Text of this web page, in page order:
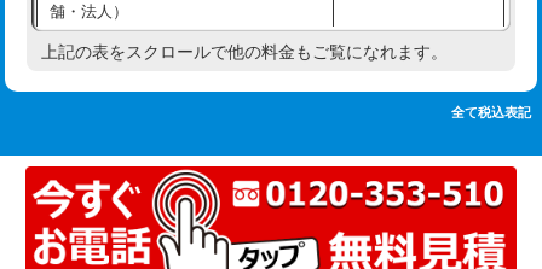
排水管工事（追加 排水管工事/3ｍ超
え）
マス交換（土の掘削・埋め戻し作業） 11,000円~
マス交換（深さ50㎝以上） 66,000円
コンクリート斫り（厚さ10㎝まで） 27,500円
舗・法人）
高度高圧洗浄換 現地調査
トーラー機使用/3mまで 33,000円
追加トーラー機使用/3m超え +3,300円
カメラ調査 33,000円
上記の表をスクロールで他の料金もご覧になれます。
全て税込表記